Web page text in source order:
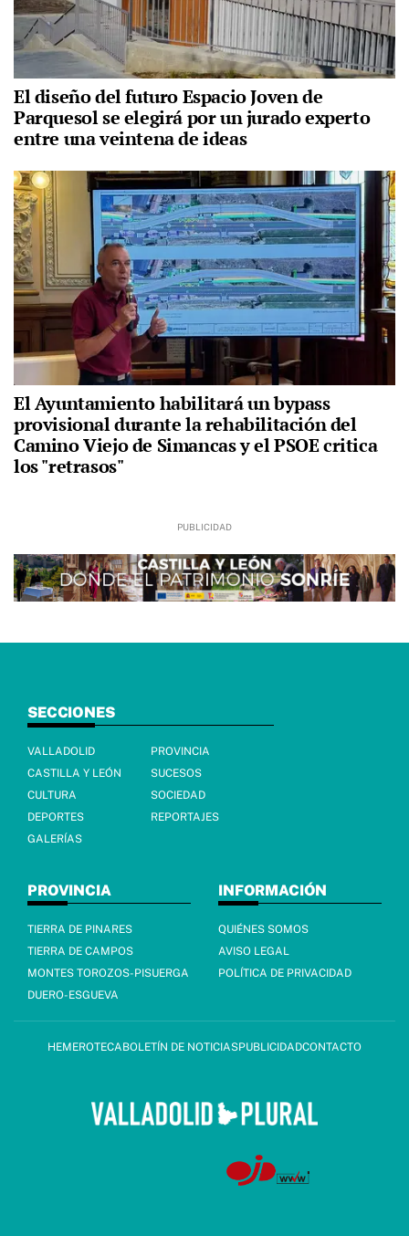
El diseño del futuro Espacio Joven de
Parquesol se elegirá por un jurado experto
entre una veintena de ideas
El Ayuntamiento habilitará un bypass
provisional durante la rehabilitación del
Camino Viejo de Simancas y el PSOE critica
los "retrasos"
SECCIONES
VALLADOLID
PROVINCIA
CASTILLA Y LEÓN
SUCESOS
CULTURA
SOCIEDAD
DEPORTES
REPORTAJES
GALERÍAS
PROVINCIA
TIERRA DE PINARES
TIERRA DE CAMPOS
MONTES TOROZOS-PISUERGA
DUERO-ESGUEVA
INFORMACIÓN
QUIÉNES SOMOS
AVISO LEGAL
POLÍTICA DE PRIVACIDAD
HEMEROTECABOLETÍN DE NOTICIASPUBLICIDADCONTACTO